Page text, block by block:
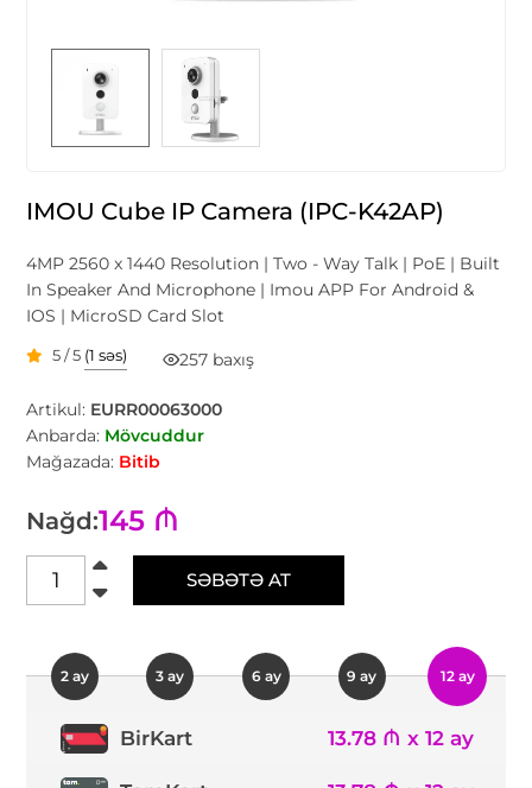
IMOU Cube IP Camera (IPC-K42AP)
4MP 2560 x 1440 Resolution | Two - Way Talk | PoE | Built
In Speaker And Microphone | Imou APP For Android &
IOS | MicroSD Card Slot
5 / 5 (1 səs) 257 baxış
Artikul: EURR00063000
Anbarda: Mövcuddur
Mağazada: Bitib
Nağd:145 ₼
SƏBƏTƏ AT
2 ay 3 ay 6 ay 9 ay 12 ay
BirKart 13.78 ₼ x 12 ay